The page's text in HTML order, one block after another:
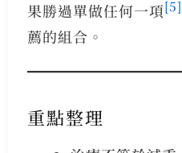
果勝過單做任何一項[5]
薦的組合。
重點整理